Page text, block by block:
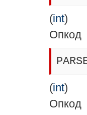
(int)
Опкод
(int)
Опкод